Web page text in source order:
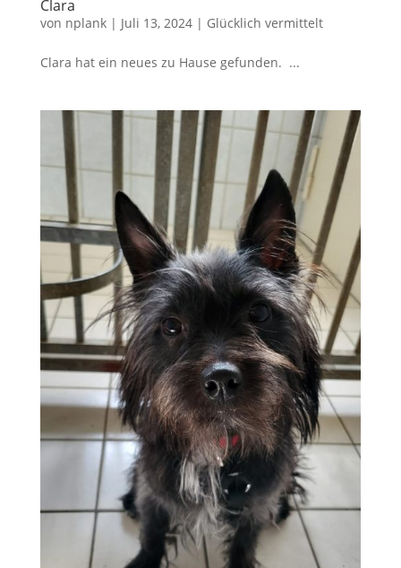
Clara
von nplank| Juli 13, 2024| Glücklich vermittelt
Clara hat ein neues zu Hause gefunden. ...